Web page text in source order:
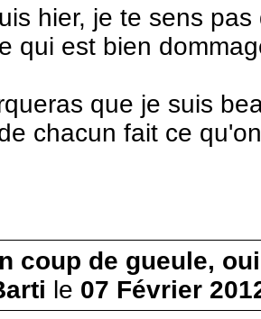
hier, je te sens
qui est bien
que je suis
chacun fait ce
coup de gueule, oui
le 07 Février